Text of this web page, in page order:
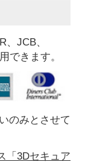
JCB、
できます。
のみとさせて
「3Dセキュア